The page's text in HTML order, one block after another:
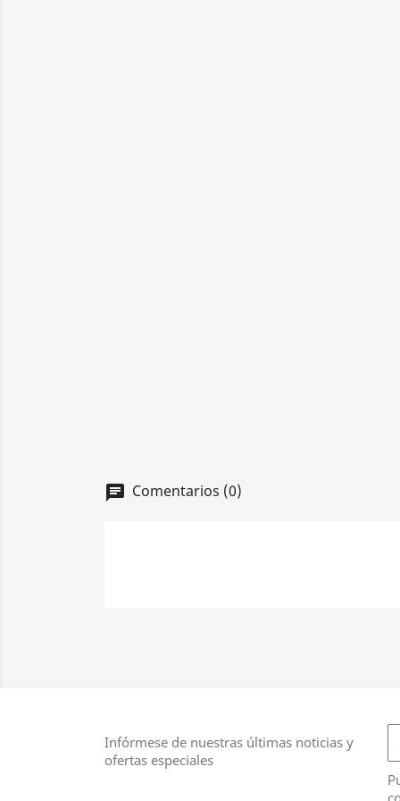
chat Comentarios (0)
Infórmese de nuestras últimas noticias y
ofertas especiales